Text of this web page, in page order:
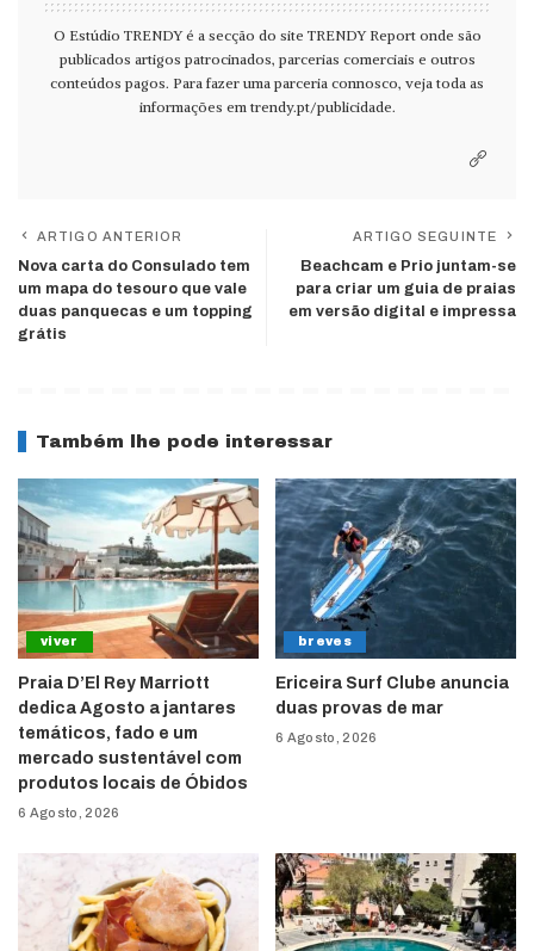
O Estúdio TRENDY é a secção do site TRENDY Report onde são
publicados artigos patrocinados, parcerias comerciais e outros
conteúdos pagos. Para fazer uma parceria connosco, veja toda as
informações em trendy.pt/publicidade.
ARTIGO ANTERIOR
Nova carta do Consulado tem
um mapa do tesouro que vale
duas panquecas e um topping
grátis
ARTIGO SEGUINTE
Beachcam e Prio juntam-se
para criar um guia de praias
em versão digital e impressa
Também lhe pode interessar
viver
Praia D’El Rey Marriott
dedica Agosto a jantares
temáticos, fado e um
mercado sustentável com
produtos locais de Óbidos
6 Agosto, 2026
breves
Ericeira Surf Clube anuncia
duas provas de mar
6 Agosto, 2026